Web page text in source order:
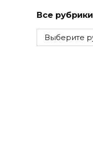
Все рубрики
Все
рубрики